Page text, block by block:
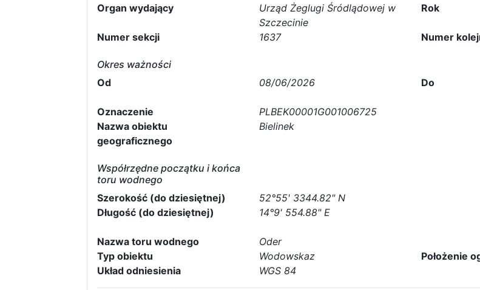
Organ wydający
Urząd Żeglugi Śródlądowej w
Szczecinie
Rok
Numer sekcji 1637 Numer
Okres ważności
Od
08/06/2026 Do
Oznaczenie
PLBEK00001G001006725
Nazwa obiektu
geograficznego
Bielinek
Współrzędne początku i końca
toru wodnego
Szerokość (do dziesiętnej)
52°55' 3344.82" N
Długość (do dziesiętnej)
14°9' 554.88" E
Nazwa toru wodnego
Oder
Typ obiektu
Wodowskaz
Położenie
Układ odniesienia
WGS 84